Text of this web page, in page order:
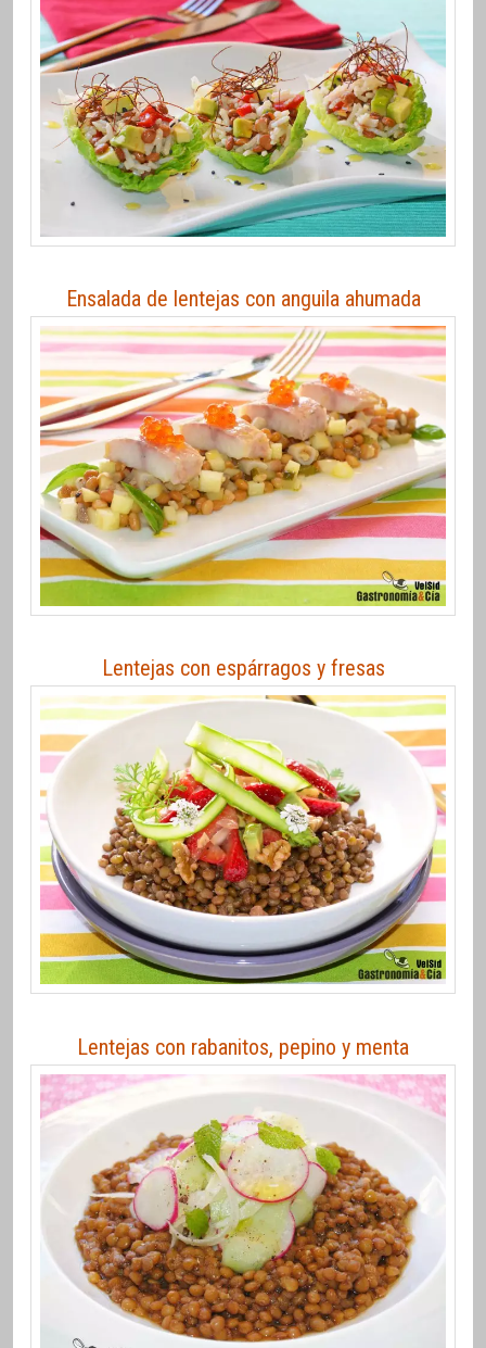
Ensalada de lentejas con anguila ahumada
Lentejas con espárragos y fresas
Lentejas con rabanitos, pepino y menta